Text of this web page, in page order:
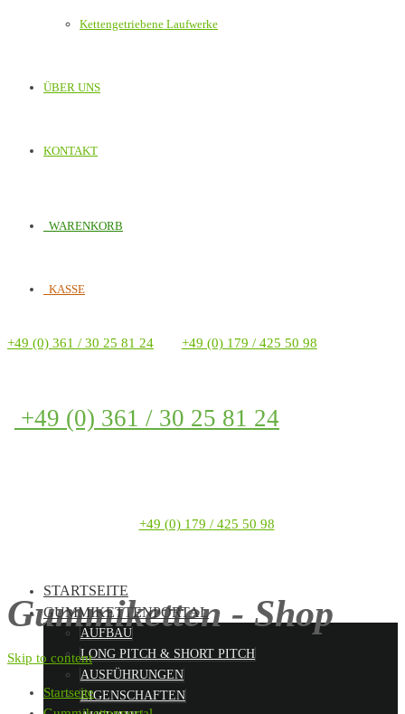
Kettengetriebene Laufwerke
ÜBER UNS
KONTAKT
WARENKORB
KASSE
+49 (0) 361 / 30 25 81 24 +49 (0) 179 / 425 50 98
+49 (0) 361 / 30 25 81 24
+49 (0) 179 / 425 50 98
Gummiketten - Shop
STARTSEITE
GUMMIKETTENPORTAL
AUFBAU
LONG PITCH & SHORT PITCH
AUSFÜHRUNGEN
EIGENSCHAFTEN
Skip to content
Startseite